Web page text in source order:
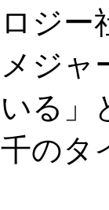
ロジー
メジャ
いる」
千のタ